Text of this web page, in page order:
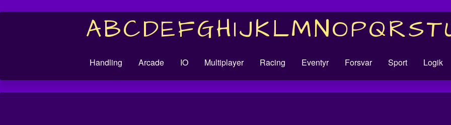
ABCDEFGHIJKLMNOPQRST
Handling Arcade IO Multiplayer Racing Eventyr Forsvar Sport Logik